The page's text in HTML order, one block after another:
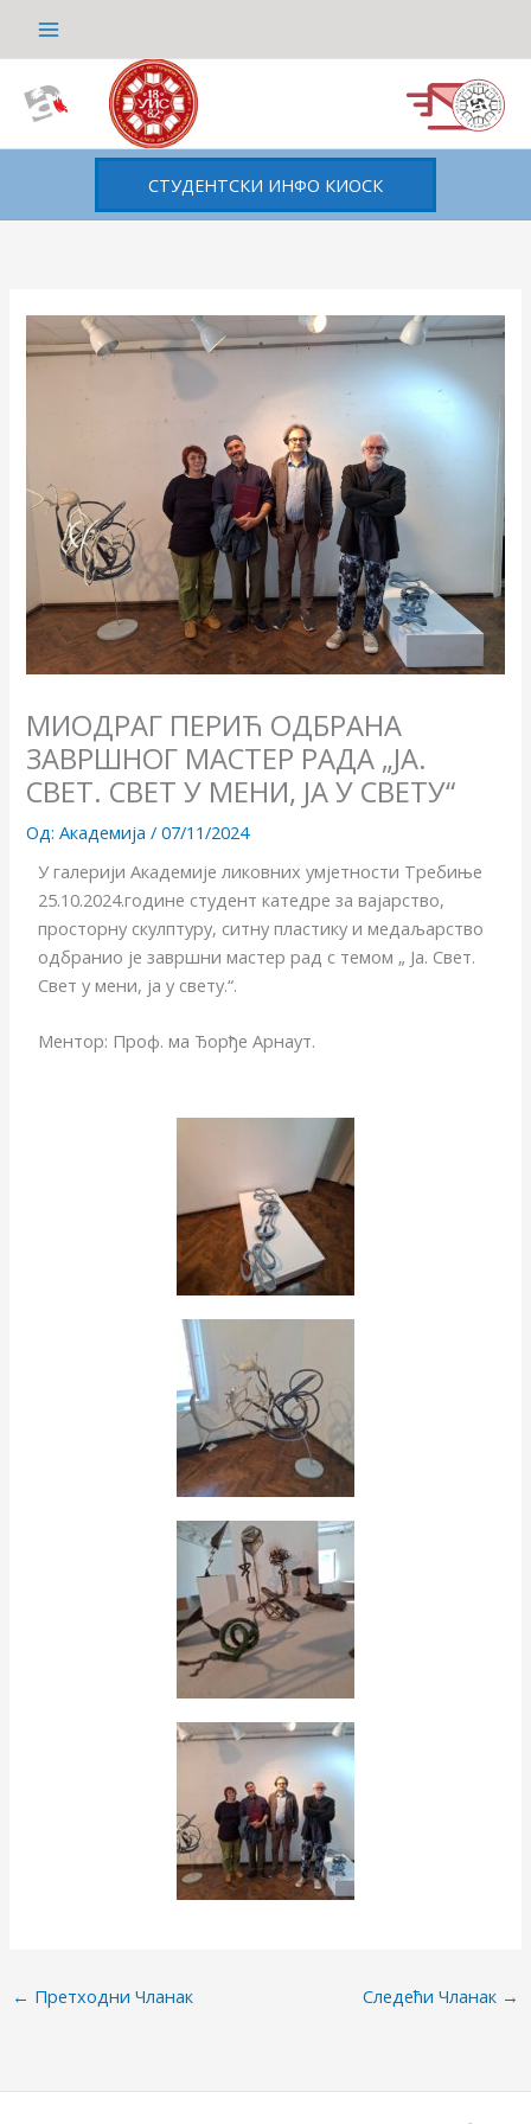
СТУДЕНТСКИ ИНФО КИОСК
МИОДРАГ ПЕРИЋ ОДБРАНА
ЗАВРШНOГ МАСТЕР РАДА „ЈA.
СВЕТ. СВЕТ У МЕНИ, ЈА У СВЕТУ“
Од: Академија/07/11/2024
У галерији Академије ликовних умјетности Требиње
25.10.2024.године студент катедре за вајарство,
просторну скулптуру, ситну пластику и медаљарство
одбранио је завршни мастер рад с темом „ Ја. Свет.
Свет у мени, ја у свету.“.
Ментор: Проф. ма Ђорђе Арнаут.
← Претходни Чланак Следећи Чланак →